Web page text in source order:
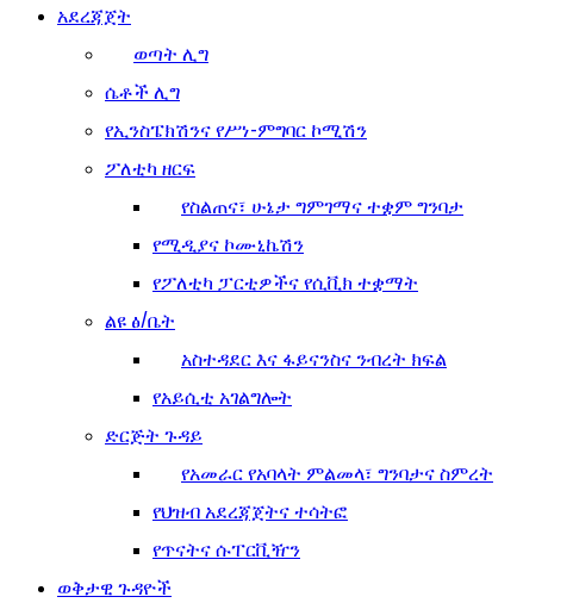
አደረጃጀት
ወጣት ሊግ
ሴቶች ሊግ
የኢንስፔክሽንና የሥነ-ምግባር ኮሚሽን
ፖለቲካ ዘርፍ
የስልጠና፣ ሁኔታ ግምገማና ተቋም ግንባታ
የሚዲያና ኮሙኒኬሽን
የፖለቲካ ፓርቲዎችና የሲቪክ ተቋማት
ልዩ ፅ/ቤት
አስተዳደር እና ፋይናንስና ንብረት ክፍል
የአይሲቲ አገልግሎት
ድርጅት ጉዳይ
የአመራር የአባላት ምልመላ፣ ግንባታና ስምረት
የህዝብ አደረጃጀትና ተሳትፎ
የጥናትና ሱፐርቪዥን
ወቅታዊ ጉዳዮች